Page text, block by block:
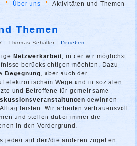
Über uns Aktivitäten und Themen
Themen
|Thomas Schaller |Drucken
Netzwerkarbeit
, in der wir möglichst
berücksichtigen möchten. Dazu
Begegnung
, aber auch der
elektronischem Wege und in sozialen
und Betroffene für gemeinsame
gewinnen
leisten. Wir arbeiten vertrauensvoll
und stellen dabei immer die
in den Vordergrund.
jede/r auf den/die anderen zugehen.